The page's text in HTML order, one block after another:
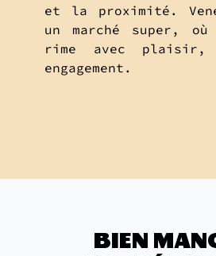
et la proximité.
un marché super, où
rime avec
engagement.
BIEN